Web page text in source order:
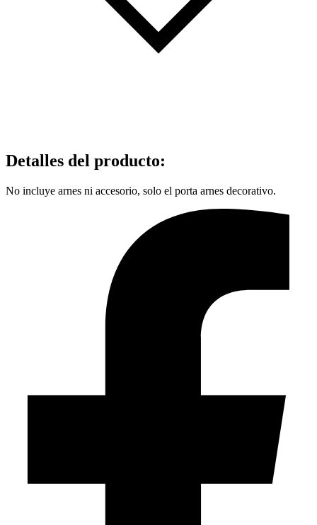
Detalles del producto:
No incluye arnes ni accesorio, solo el porta arnes decorativo.